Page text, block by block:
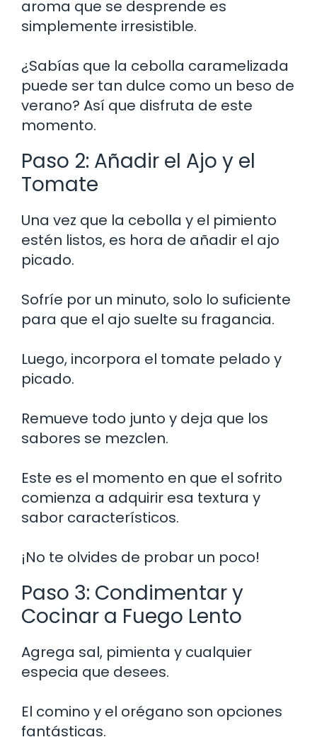
aroma que se desprende es
simplemente irresistible.
¿Sabías que la cebolla caramelizada
puede ser tan dulce como un beso de
verano? Así que disfruta de este
momento.
Paso 2: Añadir el Ajo y el
Tomate
Una vez que la cebolla y el pimiento
estén listos, es hora de añadir el ajo
picado.
Sofríe por un minuto, solo lo suficiente
para que el ajo suelte su fragancia.
Luego, incorpora el tomate pelado y
picado.
Remueve todo junto y deja que los
sabores se mezclen.
Este es el momento en que el sofrito
comienza a adquirir esa textura y
sabor característicos.
¡No te olvides de probar un poco!
Paso 3: Condimentar y
Cocinar a Fuego Lento
Agrega sal, pimienta y cualquier
especia que desees.
El comino y el orégano son opciones
fantásticas.